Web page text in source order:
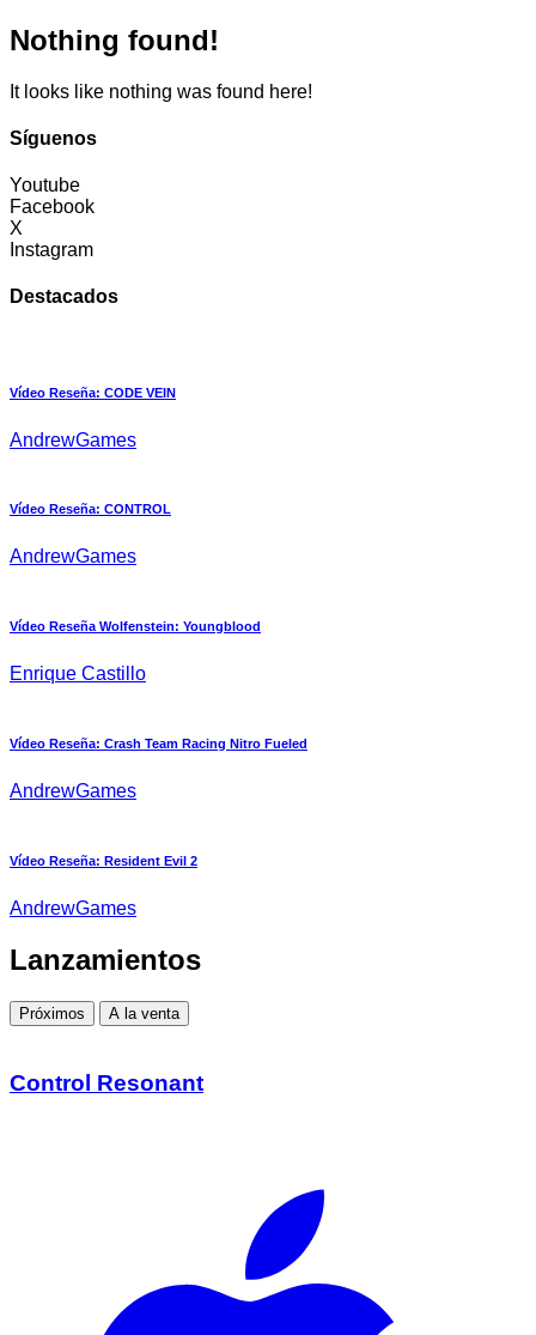
Nothing found!
It looks like nothing was found here!
Síguenos
Youtube
Facebook
X
Instagram
Destacados
Vídeo Reseña: CODE VEIN
AndrewGames
Vídeo Reseña: CONTROL
AndrewGames
Vídeo Reseña Wolfenstein: Youngblood
Enrique Castillo
Vídeo Reseña: Crash Team Racing Nitro Fueled
AndrewGames
Vídeo Reseña: Resident Evil 2
AndrewGames
Lanzamientos
Próximos A la venta
Control Resonant